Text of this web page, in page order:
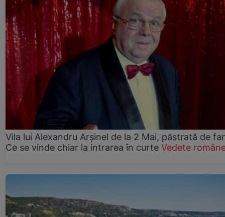
Vila lui Alexandru Arșinel de la 2 Mai, păstrată de
Ce se vinde chiar la intrarea în curte Vedete